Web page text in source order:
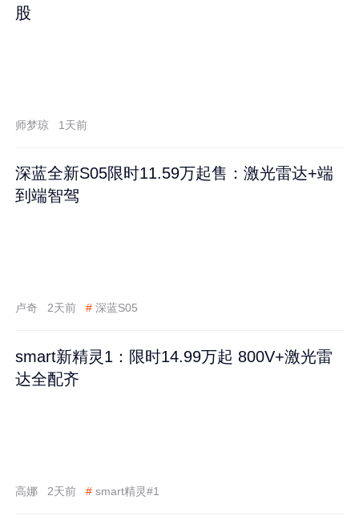
股
师梦琼 1天前
深蓝全新S05限时11.59万起售：激光雷达+端
到端智驾
卢奇 2天前 # 深蓝S05
smart新精灵1：限时14.99万起 800V+激光雷
达全配齐
高娜 2天前 # smart精灵#1